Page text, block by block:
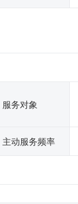
服务对象
主动服务频率